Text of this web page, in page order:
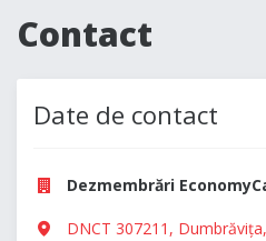
Contact
Date de contact
Dezmembrări
DNCT 307211,